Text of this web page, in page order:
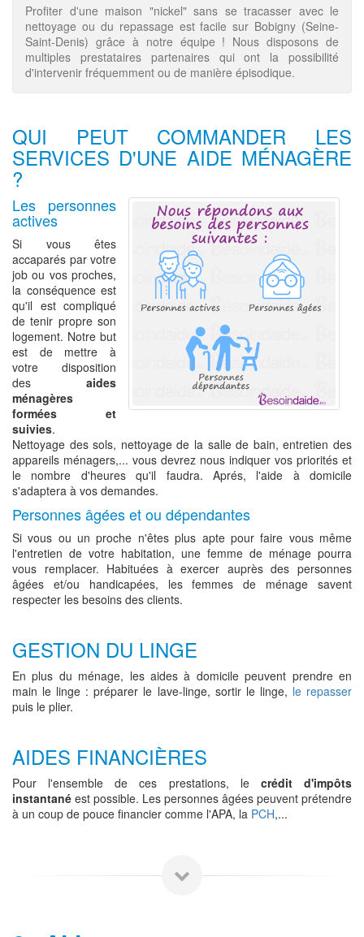
Profiter d'une maison "nickel" sans se tracasser avec le
nettoyage ou du repassage est facile sur Bobigny (Seine-
Saint-Denis) grâce à notre équipe ! Nous disposons de
multiples prestataires partenaires qui ont la possibilité
d'intervenir fréquemment ou de manière épisodique.
QUI PEUT COMMANDER LES
SERVICES D'UNE AIDE MÉNAGÈRE
?
Les personnes
actives
Si vous êtes
accaparés par votre
job ou vos proches,
la conséquence est
qu'il est compliqué
de tenir propre son
logement. Notre but
est de mettre à
votre disposition
des aides
ménagères
formées et
suivies.
Nettoyage des sols, nettoyage de la salle de bain, entretien des
appareils ménagers,... vous devrez nous indiquer vos priorités et
le nombre d'heures qu'il faudra. Aprés, l'aide à domicile
s'adaptera à vos demandes.
Personnes âgées et ou dépendantes
Si vous ou un proche n'êtes plus apte pour faire vous même
l'entretien de votre habitation, une femme de ménage pourra
vous remplacer. Habituées à exercer auprès des personnes
âgées et/ou handicapées, les femmes de ménage savent
respecter les besoins des clients.
GESTION DU LINGE
En plus du ménage, les aides à domicile peuvent prendre en
main le linge : préparer le lave-linge, sortir le linge, le repasser
puis le plier.
AIDES FINANCIÈRES
Pour l'ensemble de ces prestations, le crédit d'impôts
instantané est possible. Les personnes âgées peuvent prétendre
à un coup de pouce financier comme l'APA, la PCH,...